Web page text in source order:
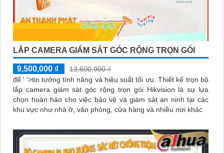
LẮP CAMERA GIÁM SÁT GÓC RỘNG TRỌN GÓI
9,500,000 ₫
13,600,000 ₫
để ' '>tin tưởng tính năng và hiệu suất tối ưu. Thiết kế trọn bộ
lắp camera giám sát góc rộng trọn gói Hikvision là sự lựa
chọn hoàn hảo cho việc bảo vệ và giám sát an ninh tại các
khu vực như nhà ở, văn phòng, cửa hàng và nhiều nơi khác